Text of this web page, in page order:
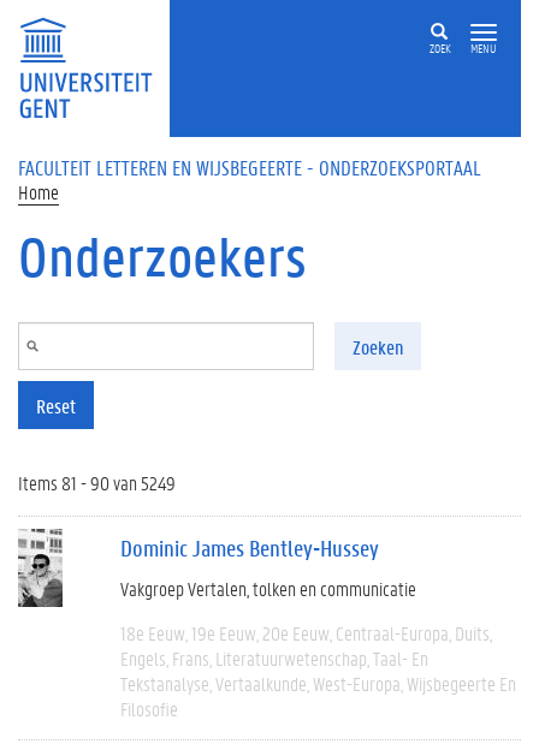
Overslaan en naar de inhoud gaan
ZOEK MENU
FACULTEIT LETTEREN EN WIJSBEGEERTE - ONDERZOEKSPORTAAL
Home
Onderzoekers
Zoeken
Reset
Items 81 - 90 van 5249
Dominic James Bentley-Hussey
Vakgroep Vertalen, tolken en communicatie
18e Eeuw 19e Eeuw 20e Eeuw Centraal-Europa Duits
Engels Frans Literatuurwetenschap Taal- En
Tekstanalyse Vertaalkunde West-Europa Wijsbegeerte En
Filosofie